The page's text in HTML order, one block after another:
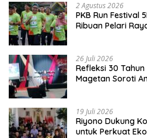
2 Agustus 2026
PKB Run Festival
Ribuan Pelari
26 Juli 2026
Refleksi 30
Magetan Soroti
19 Juli 2026
Riyono Dukung
untuk Perkuat